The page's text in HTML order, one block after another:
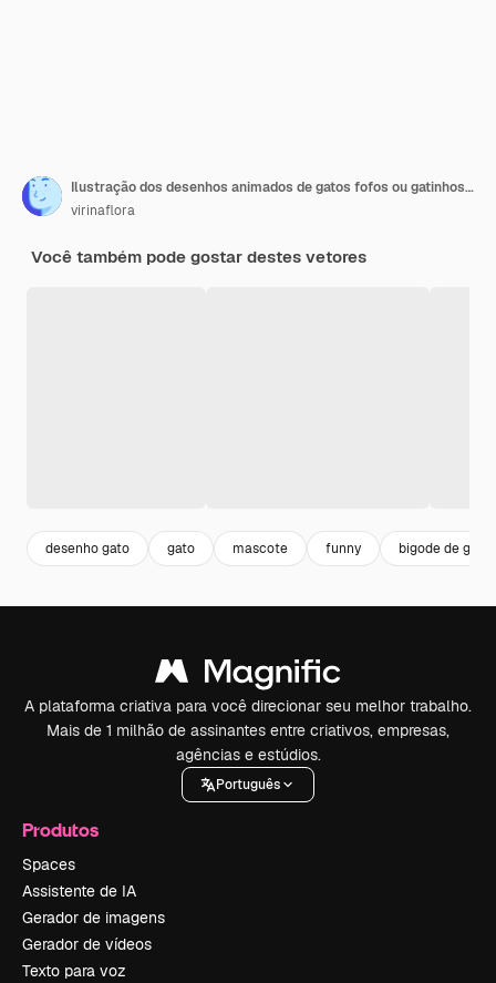
Ilustração dos desenhos animados de gatos fofos ou gatinhos de estimação em estilo simples
virinaflora
Você também pode gostar destes vetores
desenho gato gato mascote funny bigode de gato
A plataforma criativa para você direcionar seu melhor trabalho.
Mais de 1 milhão de assinantes entre criativos, empresas,
agências e estúdios.
Português
Produtos
Spaces
Assistente de IA
Gerador de imagens
Gerador de vídeos
Texto para voz